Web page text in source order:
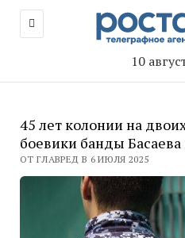
10
45 лет колонии на
боевики банды Басаева
ОТ ГЛАВРЕД В 6 ИЮЛЯ 2025